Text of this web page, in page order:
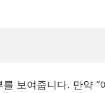
보여줍니다. 만약 “